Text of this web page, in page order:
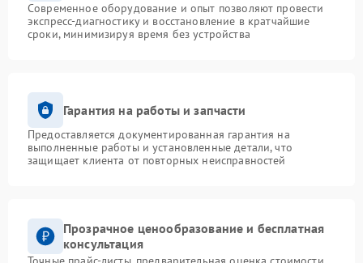
Современное оборудование и опыт позволяют провести
экспресс-диагностику и восстановление в кратчайшие
сроки, минимизируя время без устройства
Гарантия на работы и запчасти
Предоставляется документированная гарантия на
выполненные работы и установленные детали, что
защищает клиента от повторных неисправностей
Прозрачное ценообразование и бесплатная
консультация